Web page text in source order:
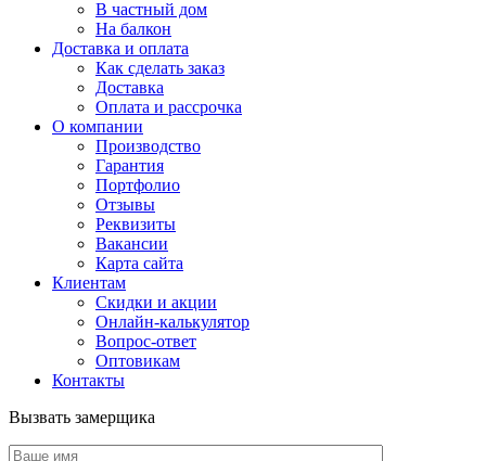
В частный дом
На балкон
Доставка и оплата
Как сделать заказ
Доставка
Оплата и рассрочка
О компании
Производство
Гарантия
Портфолио
Отзывы
Реквизиты
Вакансии
Карта сайта
Клиентам
Скидки и акции
Онлайн-калькулятор
Вопрос-ответ
Оптовикам
Контакты
Вызвать замерщика